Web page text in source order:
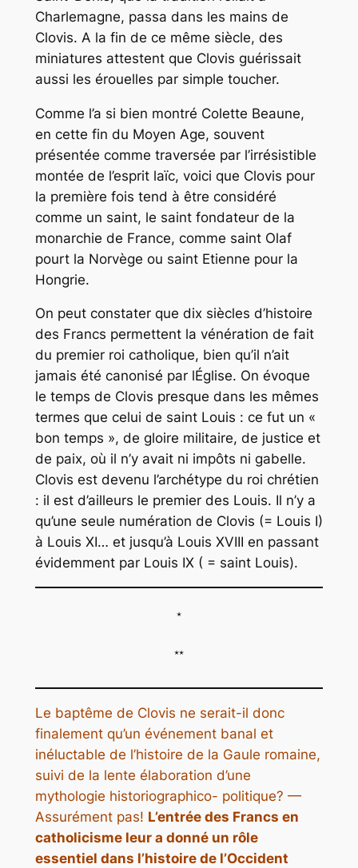
Charlemagne, passa dans les mains de
Clovis. A la fin de ce même siècle, des
miniatures attestent que Clovis guérissait
aussi les érouelles par simple toucher.
Comme l’a si bien montré Colette Beaune,
en cette fin du Moyen Age, souvent
présentée comme traversée par l’irrésistible
montée de l’esprit laïc, voici que Clovis pour
la première fois tend à être considéré
comme un saint, le saint fondateur de la
monarchie de France, comme saint Olaf
pourt la Norvège ou saint Etienne pour la
Hongrie.
On peut constater que dix siècles d’histoire
des Francs permettent la vénération de fait
du premier roi catholique, bien qu’il n’ait
jamais été canonisé par lÉglise. On évoque
le temps de Clovis presque dans les mêmes
termes que celui de saint Louis : ce fut un «
bon temps », de gloire militaire, de justice et
de paix, où il n’y avait ni impôts ni gabelle.
Clovis est devenu l’archétype du roi chrétien
: il est d’ailleurs le premier des Louis. Il n’y a
qu’une seule numération de Clovis (= Louis I)
à Louis XI… et jusqu’à Louis XVIII en passant
évidemment par Louis IX ( = saint Louis).
*
**
Le baptême de Clovis ne serait-il donc
finalement qu’un événement banal et
inéluctable de l’histoire de la Gaule romaine,
suivi de la lente élaboration d’une
mythologie historiographico- politique? —
Assurément pas! L’entrée des Francs en
catholicisme leur a donné un rôle
essentiel dans l’histoire de l’Occident